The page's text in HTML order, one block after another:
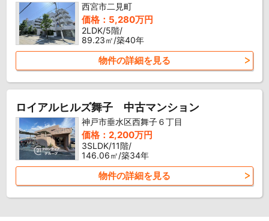
西宮市二見町
価格：5,280万円
2LDK/5階/
89.23㎡/築40年
物件の詳細を見る
ロイアルヒルズ舞子 中古マンション
神戸市垂水区西舞子６丁目
価格：2,200万円
3SLDK/11階/
146.06㎡/築34年
物件の詳細を見る